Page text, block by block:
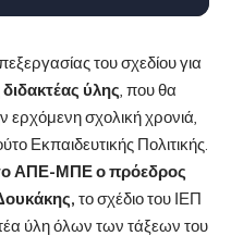
του σχεδίου για
διδακτέας ύλης , που θα
ερχόμενη σχολική χρονιά,
Εκπαιδευτικής Πολιτικής.
ΑΠΕ-ΜΠΕ ο πρόεδρος
το σχέδιο του ΙΕΠ
ύλη όλων των τάξεων του